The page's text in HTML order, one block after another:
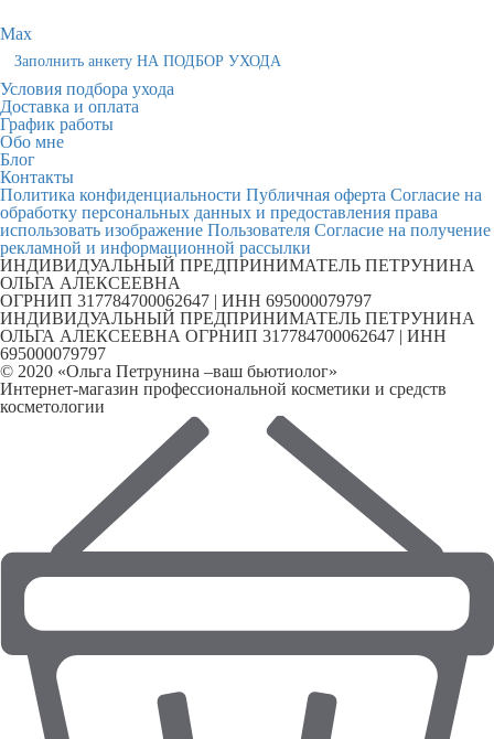
Max
Заполнить анкету НА ПОДБОР УХОДА
Условия подбора ухода
Доставка и оплата
График работы
Обо мне
Блог
Контакты
Политика конфиденциальности Публичная оферта Согласие на
обработку персональных данных и предоставления права
использовать изображение Пользователя Согласие на получение
рекламной и информационной рассылки
ИНДИВИДУАЛЬНЫЙ ПРЕДПРИНИМАТЕЛЬ ПЕТРУНИНА
ОЛЬГА АЛЕКСЕЕВНА
ОГРНИП 317784700062647 | ИНН 695000079797
ИНДИВИДУАЛЬНЫЙ ПРЕДПРИНИМАТЕЛЬ ПЕТРУНИНА
ОЛЬГА АЛЕКСЕЕВНА ОГРНИП 317784700062647 | ИНН
695000079797
© 2020 «Ольга Петрунина –ваш бьютиолог»
Интернет-магазин профессиональной косметики и средств
косметологии